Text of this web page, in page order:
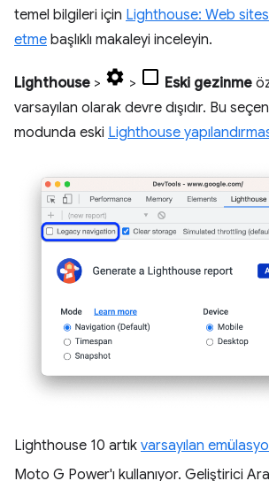
temel bilgileri için Lighthouse: Web sitesi
etme başlıklı makaleyi inceleyin.
Lighthouse > > Eski gezinme
varsayılan olarak devre dışıdır. Bu
modunda eski Lighthouse
Lighthouse 10 artık varsayılan
Moto G Power'ı kullanıyor. Geliştirici